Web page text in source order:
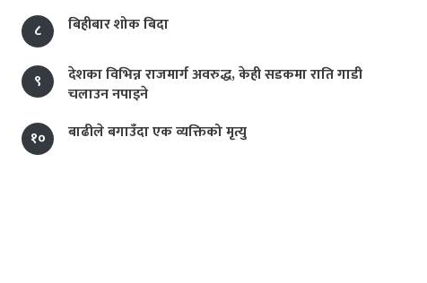
८
बिहीबार शोक बिदा
९
देशका विभिन्न राजमार्ग अवरुद्ध, केही सडकमा राति गाडी
चलाउन नपाइने
१०
बाढीले बगाउँदा एक व्यक्तिको मृत्यु